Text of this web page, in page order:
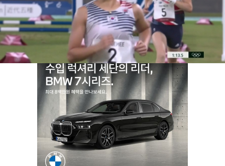
尹 '징역 30년' 선고...김계리 변호사가 법정 나오며 울
먹인 이유 [지금이뉴스]